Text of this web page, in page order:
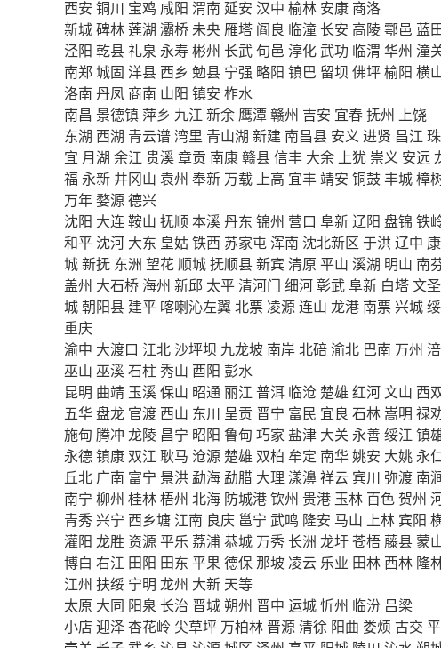
西安 铜川 宝鸡 咸阳 渭南 延安 汉中 榆林 安康 商洛
新城碑林莲湖 灞桥未央 雁塔 阎良 临潼 长安 高陵鄠邑 蓝
泾阳 乾县礼泉 永寿彬州 长武旬邑 淳化武功 临渭 华州 潼
南郑城固 洋县 西乡 勉县 宁强 略阳 镇巴 留坝 佛坪榆阳 横
洛南 丹凤 商南 山阳 镇安 柞水
南昌 景德镇萍乡 九江 新余 鹰潭赣州 吉安 宜春抚州 上饶
东湖 西湖 青云谱湾里 青山湖 新建 南昌县 安义 进贤 昌江
宜 月湖 余江 贵溪章贡 南康赣县信丰 大余 上犹 崇义 安远
福 永新 井冈山 袁州 奉新 万载 上高 宜丰靖安 铜鼓丰城樟
万年婺源德兴
沈阳 大连鞍山 抚顺本溪丹东 锦州 营口 阜新辽阳 盘锦 铁
和平 沈河 大东 皇姑铁西 苏家屯 浑南 沈北新区 于洪辽中
城新抚 东洲 望花 顺城抚顺县新宾 清原 平山 溪湖 明山 南
盖州 大石桥 海州 新邱 太平清河门 细河彰武阜新 白塔文圣
城朝阳县 建平 喀喇沁左翼北票 凌源连山 龙港 南票兴城
重庆
渝中 大渡口 江北沙坪坝 九龙坡 南岸北碚渝北 巴南 万州
巫山 巫溪石柱 秀山 酉阳 彭水
昆明 曲靖 玉溪保山 昭通丽江 普洱 临沧 楚雄 红河文山 西
五华盘龙 官渡 西山 东川 呈贡 晋宁 富民 宜良 石林嵩明 禄
施甸 腾冲 龙陵 昌宁 昭阳 鲁甸 巧家 盐津 大关 永善绥江 镇
永德镇康 双江 耿马 沧源 楚雄 双柏 牟定 南华姚安 大姚 永
丘北 广南 富宁 景洪 勐海 勐腊 大理 漾濞祥云 宾川 弥渡 南
南宁 柳州 桂林梧州 北海 防城港钦州 贵港 玉林 百色贺州
青秀兴宁 西乡塘 江南 良庆 邕宁 武鸣 隆安 马山 上林 宾阳
灌阳 龙胜 资源平乐 荔浦恭城 万秀 长洲 龙圩苍梧 藤县蒙
博白 右江 田阳 田东 平果 德保那坡 凌云 乐业 田林 西林 隆
江州 扶绥 宁明 龙州 大新 天等
太原 大同 阳泉 长治 晋城朔州 晋中 运城忻州 临汾 吕梁
小店 迎泽杏花岭 尖草坪 万柏林 晋源清徐 阳曲 娄烦 古交